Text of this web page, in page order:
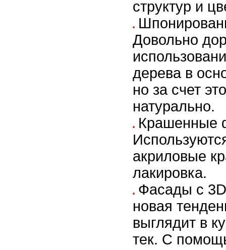
структур и
Довольно
дерева в
но за счет
натурально.
Крашенные
акриловые
лакировка.
Фасады с
новая
выглядит в
тек. С